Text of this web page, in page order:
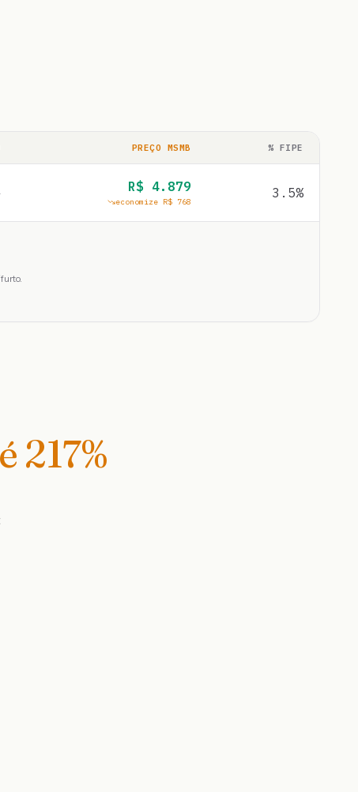
PREÇO MSMB % FIPE
R$ 4.879
economize R$ 768
3.5%
217%